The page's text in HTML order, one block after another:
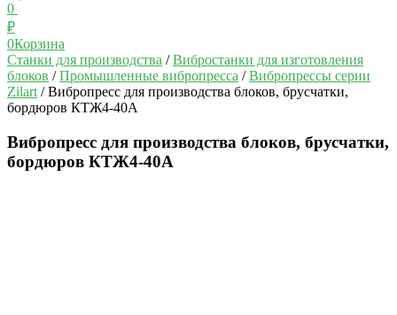
0
₽
0Корзина
Станки для производства /Вибростанки для изготовления
блоков /Промышленные вибропресса /Вибропрессы серии
Zilart / Вибропресс для производства блоков, брусчатки,
бордюров КТЖ4-40A
Вибропресс для производства блоков, брусчатки,
бордюров КТЖ4-40A